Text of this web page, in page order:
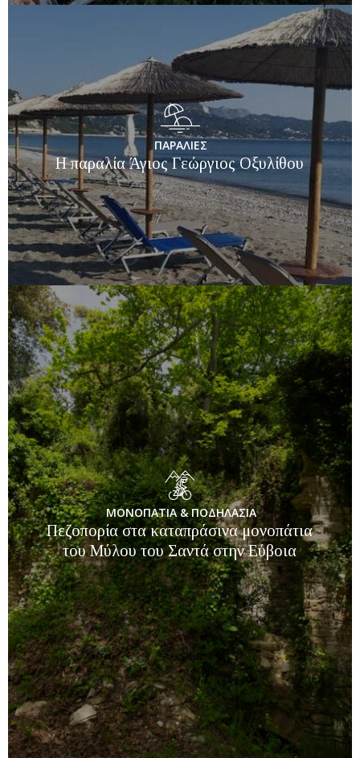
ΠΑΡΑΛΙΕΣ
Η παραλία Άγιος Γεώργιος Οξυλίθου
ΜΟΝΟΠΑΤΙΑ & ΠΟΔΗΛΑΣΙΑ
Πεζοπορία στα καταπράσινα μονοπάτια
του Μύλου του Σαντά στην Εύβοια